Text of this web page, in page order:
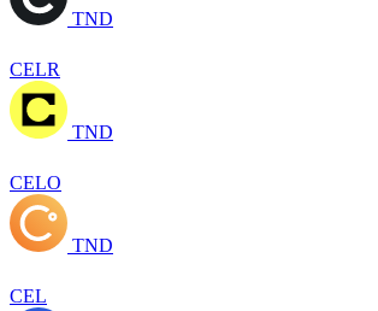
TND
CELR
TND
CELO
TND
CEL